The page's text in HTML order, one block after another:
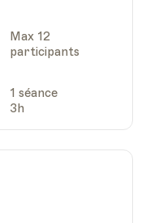
Heure
19.00
5, Echallens
Capacité
Max 12
participants
Séances
1 séance
3h